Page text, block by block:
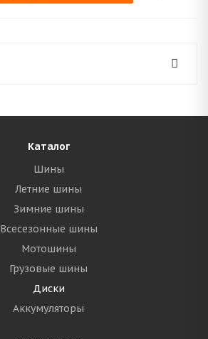
Каталог
Шины
Летние шины
Зимние шины
Всесезонные шины
Мотошины
Грузовые шины
Диски
Аккумуляторы